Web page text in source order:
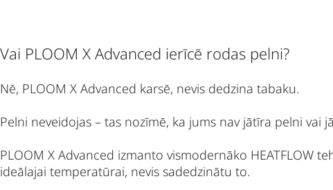
Vai PLOOM X Advanced ierīcē rodas pelni?
Nē, PLOOM X Advanced karsē, nevis dedzina tabaku.
Pelni neveidojas – tas nozīmē, ka jums nav jātīra pelni vai
PLOOM X Advanced izmanto vismodernāko HEATFLOW
ideālajai temperatūrai, nevis sadedzinātu to.